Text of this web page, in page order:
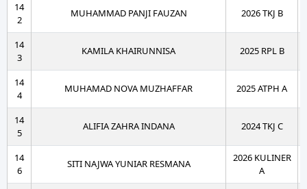
14
2
MUHAMMAD PANJI FAUZAN 2026 TKJ B
14
3
KAMILA KHAIRUNNISA 2025 RPL B
14
4
MUHAMAD NOVA MUZHAFFAR 2025 ATPH A
14
5
ALIFIA ZAHRA INDANA 2024 TKJ C
14
6
SITI NAJWA YUNIAR RESMANA
2026 KULINER
A